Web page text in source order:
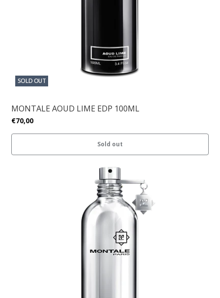
SOLD OUT
MONTALE AOUD LIME EDP 100ML
€70,00
Sold out